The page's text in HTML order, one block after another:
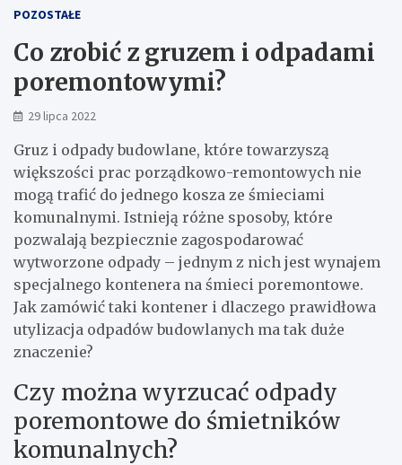
POZOSTAŁE
Co zrobić z gruzem i odpadami
poremontowymi?
29 lipca 2022
Gruz i odpady budowlane, które towarzyszą
większości prac porządkowo-remontowych nie
mogą trafić do jednego kosza ze śmieciami
komunalnymi. Istnieją różne sposoby, które
pozwalają bezpiecznie zagospodarować
wytworzone odpady – jednym z nich jest wynajem
specjalnego kontenera na śmieci poremontowe.
Jak zamówić taki kontener i dlaczego prawidłowa
utylizacja odpadów budowlanych ma tak duże
znaczenie?
Czy można wyrzucać odpady
poremontowe do śmietników
komunalnych?